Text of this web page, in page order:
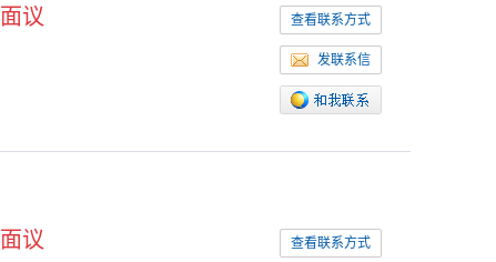
查看联系方式
发联系信
面议
查看联系方式
面议